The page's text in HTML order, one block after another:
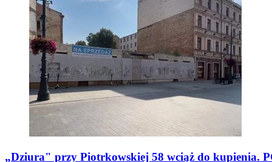
„Dziura" przy Piotrkowskiej 58 wciąż do kupienia.